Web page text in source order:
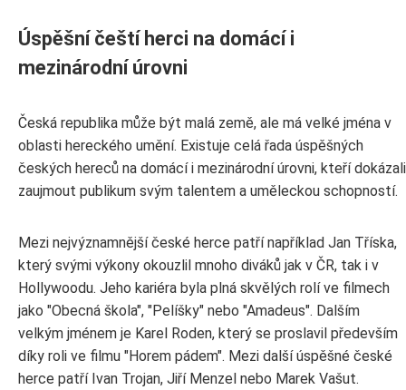
Úspěšní čeští herci na domácí i
mezinárodní úrovni
Česká republika může být malá země, ale má velké jména v
oblasti hereckého umění. Existuje celá řada úspěšných
českých hereců na domácí i mezinárodní úrovni, kteří dokázali
zaujmout publikum svým talentem a uměleckou schopností.
Mezi nejvýznamnější české herce patří například Jan Tříska,
který svými výkony okouzlil mnoho diváků jak v ČR, tak i v
Hollywoodu. Jeho kariéra byla plná skvělých rolí ve filmech
jako "Obecná škola", "Pelíšky" nebo "Amadeus". Dalším
velkým jménem je Karel Roden, který se proslavil především
díky roli ve filmu "Horem pádem". Mezi další úspěšné české
herce patří Ivan Trojan, Jiří Menzel nebo Marek Vašut.